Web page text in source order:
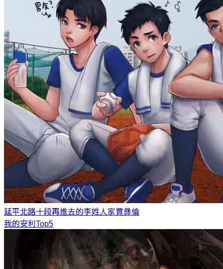
延平北路十段再進去的李姓人家賈彝倫
我的安利Top5